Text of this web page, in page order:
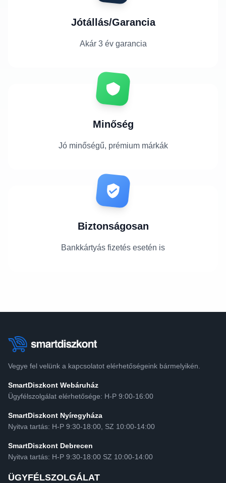
Jótállás/Garancia
Akár 3 év garancia
Minőség
Jó minőségű, prémium márkák
Biztonságosan
Bankkártyás fizetés esetén is
Vegye fel velünk a kapcsolatot elérhetőségeink bármelyikén.
SmartDiszkont Webáruház
Ügyfélszolgálat elérhetősége: H-P 9:00-16:00
SmartDiszkont Nyíregyháza
Nyitva tartás: H-P 9:30-18:00, SZ 10:00-14:00
SmartDiszkont Debrecen
Nyitva tartás: H-P 9:30-18:00 SZ 10:00-14:00
ÜGYFÉLSZOLGÁLAT